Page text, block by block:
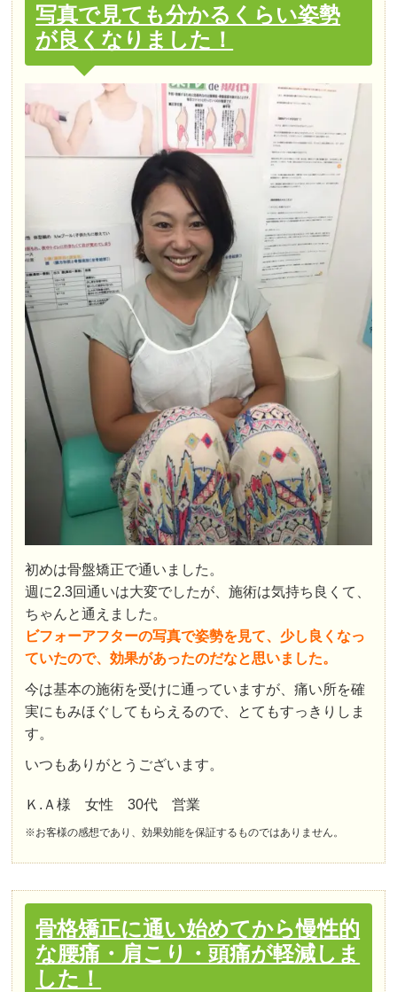
写真で見ても分かるくらい姿勢
が良くなりました！
初めは骨盤矯正で通いました。
週に2.3回通いは大変でしたが、施術は気持ち良くて、
ちゃんと通えました。
ビフォーアフターの写真で姿勢を見て、少し良くなっ
ていたので、効果があったのだなと思いました。
今は基本の施術を受けに通っていますが、痛い所を確
実にもみほぐしてもらえるので、とてもすっきりしま
す。
いつもありがとうございます。
Ｋ.Ａ様 女性 30代 営業
※お客様の感想であり、効果効能を保証するものではありません。
骨格矯正に通い始めてから慢性的
な腰痛・肩こり・頭痛が軽減しま
した！